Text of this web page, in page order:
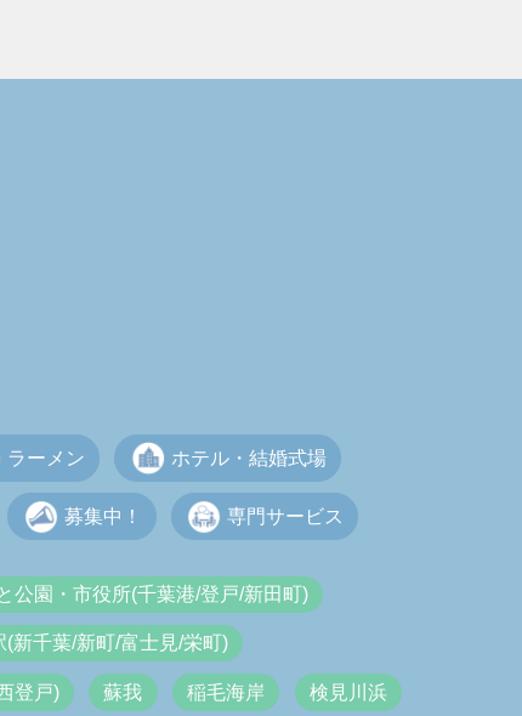
ラーメン ホテル・結婚式場
募集中！ 専門サービス
公園・市役所(千葉港/登戸/新田町)
(新千葉/新町/富士見/栄町)
登戸) 蘇我 稲毛海岸 検見川浜